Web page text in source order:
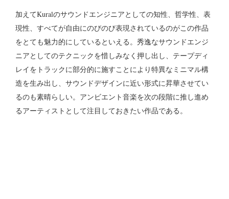
加えてKuralのサウンドエンジニアとしての知性、哲学性、表
現性、すべてが自由にのびのび表現されているのがこの作品
をとても魅力的にしているといえる。秀逸なサウンドエンジ
ニアとしてのテクニックを惜しみなく押し出し、テープディ
レイをトラックに部分的に施すことにより特異なミニマル構
造を生み出し、サウンドデザインに近い形式に昇華させてい
るのも素晴らしい。アンビエント音楽を次の段階に推し進め
るアーティストとして注目しておきたい作品である。